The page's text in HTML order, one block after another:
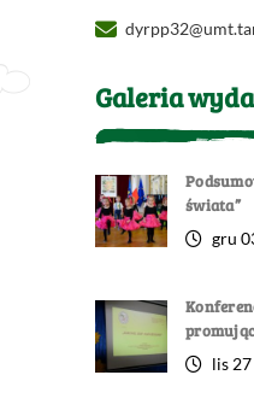
Galeria
świata”
gru
lis 27